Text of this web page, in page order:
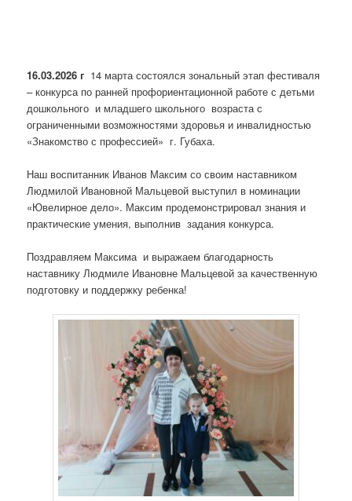
16.03.2026 г 14 марта состоялся зональный этап фестиваля
– конкурса по ранней профориентационной работе с детьми
дошкольного и младшего школьного возраста с
ограниченными возможностями здоровья и инвалидностью
«Знакомство с профессией» г. Губаха.
Наш воспитанник Иванов Максим со своим наставником
Людмилой Ивановной Мальцевой выступил в номинации
«Ювелирное дело». Максим продемонстрировал знания и
практические умения, выполнив задания конкурса.
Поздравляем Максима и выражаем благодарность
наставнику Людмиле Ивановне Мальцевой за качественную
подготовку и поддержку ребенка!